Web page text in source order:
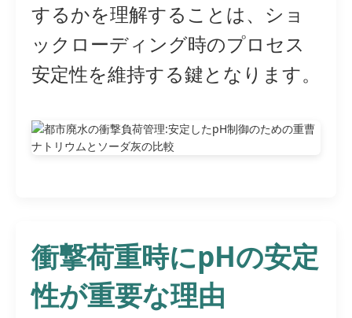
するかを理解することは、ショ
ックローディング時のプロセス
安定性を維持する鍵となります。
衝撃荷重時にpHの安定
性が重要な理由